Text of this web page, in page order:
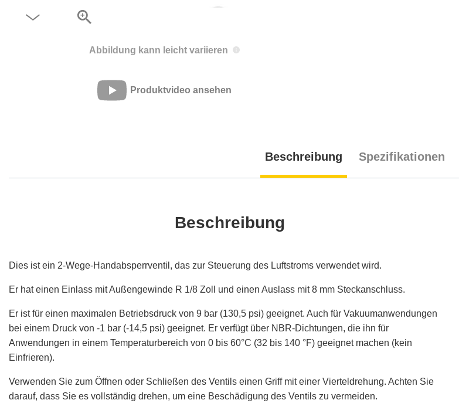
Abbildung kann leicht variieren
Produktvideo ansehen
Beschreibung Spezifikationen
Beschreibung
Dies ist ein 2-Wege-Handabsperrventil, das zur Steuerung des Luftstroms verwendet wird.
Er hat einen Einlass mit Außengewinde R 1/8 Zoll und einen Auslass mit 8 mm Steckanschluss.
Er ist für einen maximalen Betriebsdruck von 9 bar (130,5 psi) geeignet. Auch für Vakuumanwendungen
bei einem Druck von -1 bar (-14,5 psi) geeignet. Er verfügt über NBR-Dichtungen, die ihn für
Anwendungen in einem Temperaturbereich von 0 bis 60°C (32 bis 140 °F) geeignet machen (kein
Einfrieren).
Verwenden Sie zum Öffnen oder Schließen des Ventils einen Griff mit einer Vierteldrehung. Achten Sie
darauf, dass Sie es vollständig drehen, um eine Beschädigung des Ventils zu vermeiden.